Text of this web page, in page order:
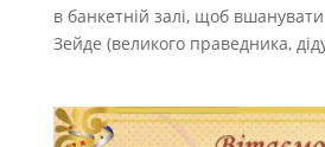
в банкетній залі, щоб
Зейде (великого праведника,